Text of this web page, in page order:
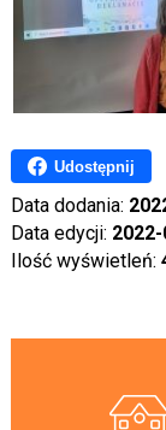
Udostępnij
Data dodania:
Data edycji:
Ilość wyświetleń: